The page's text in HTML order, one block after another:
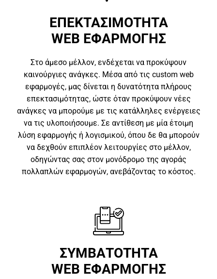
ΕΠΕΚΤΑΣΙΜΟΤΗΤΑ
WEB ΕΦΑΡΜΟΓΗΣ
Στο άμεσο μέλλον, ενδέχεται να προκύψουν
καινούργιες ανάγκες. Μέσα από τις custom web
εφαρμογές, μας δίνεται η δυνατότητα πλήρους
επεκτασιμότητας, ώστε όταν προκύψουν νέες
ανάγκες να μπορούμε με τις κατάλληλες ενέργειες
να τις υλοποιήσουμε. Σε αντίθεση με μία έτοιμη
λύση εφαρμογής ή λογισμικού, όπου δε θα μπορούν
να δεχθούν επιπλέον λειτουργίες στο μέλλον,
οδηγώντας σας στον μονόδρομο της αγοράς
πολλαπλών εφαρμογών, ανεβάζοντας το κόστος.
ΣΥΜΒΑΤΟΤΗΤΑ
WEB ΕΦΑΡΜΟΓΗΣ